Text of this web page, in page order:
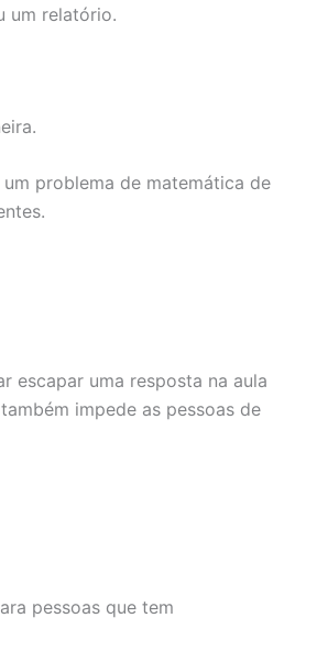
um relatório.
problema de matemática de
escapar uma resposta na aula
impede as pessoas de
pessoas que tem